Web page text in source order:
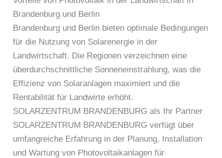
Brandenburg und Berlin
Brandenburg und Berlin bieten optimale Bedingungen
für die Nutzung von Solarenergie in der
Landwirtschaft. Die Regionen verzeichnen eine
überdurchschnittliche Sonneneinstrahlung, was die
Effizienz von Solaranlagen maximiert und die
Rentabilität für Landwirte erhöht.
SOLARZENTRUM BRANDENBURG als Ihr Partner
SOLARZENTRUM BRANDENBURG verfügt über
umfangreiche Erfahrung in der Planung, Installation
und Wartung von Photovoltaikanlagen für